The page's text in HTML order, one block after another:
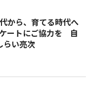
から、育てる時代へ
ートにご協力を 自
らい亮次